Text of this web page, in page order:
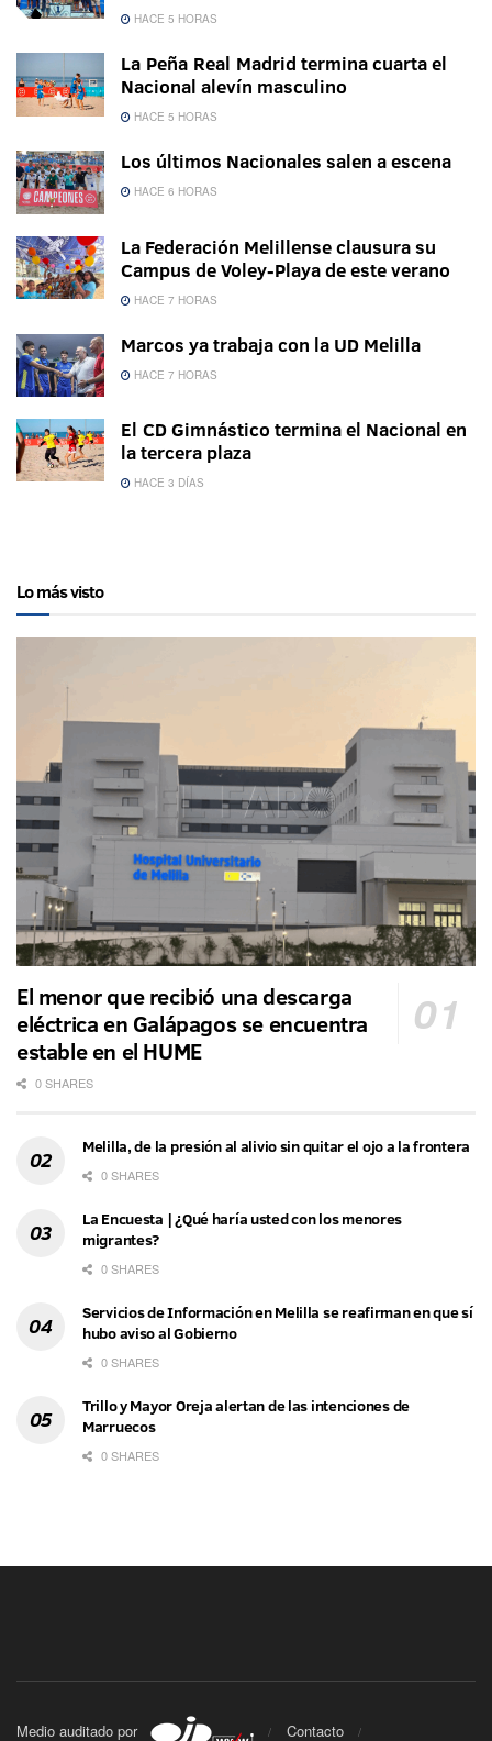
HACE 5 HORAS
La Peña Real Madrid termina cuarta el
Nacional alevín masculino
HACE 5 HORAS
Los últimos Nacionales salen a escena
HACE 6 HORAS
La Federación Melillense clausura su
Campus de Voley-Playa de este verano
HACE 7 HORAS
Marcos ya trabaja con la UD Melilla
HACE 7 HORAS
El CD Gimnástico termina el Nacional en
la tercera plaza
HACE 3 DÍAS
Lo más visto
El menor que recibió una descarga
eléctrica en Galápagos se encuentra
estable en el HUME
0 SHARES
Melilla, de la presión al alivio sin quitar el ojo a la frontera
0 SHARES
La Encuesta | ¿Qué haría usted con los menores
migrantes?
0 SHARES
Servicios de Información en Melilla se reafirman en que sí
hubo aviso al Gobierno
0 SHARES
Trillo y Mayor Oreja alertan de las intenciones de
Marruecos
0 SHARES
Medio auditado por Contacto